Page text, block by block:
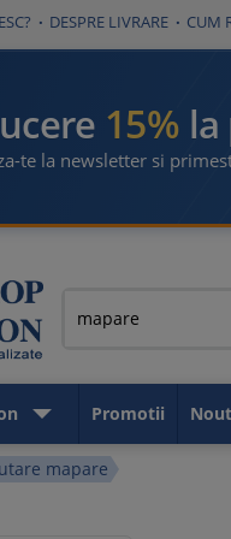
DESPRE LIVRARE CUM
15%
te la newsletter si
Promotii
mapare